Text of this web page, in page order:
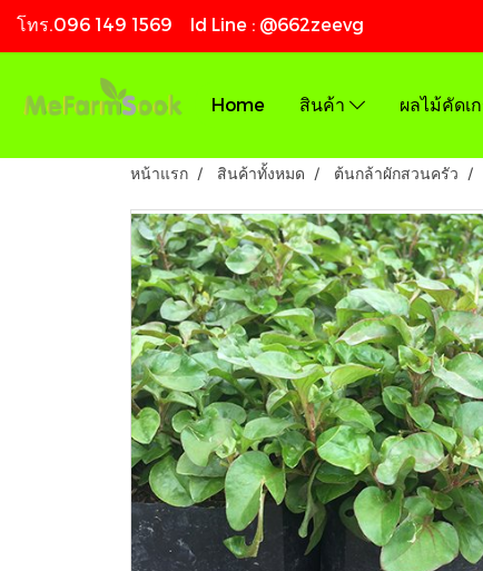
โทร.096 149 1569 Id Line : @662zeevg
Home สินค้า ผลไม้คัดเ
หน้าแรก สินค้าทั้งหมด ต้นกล้าผักสวนครัว